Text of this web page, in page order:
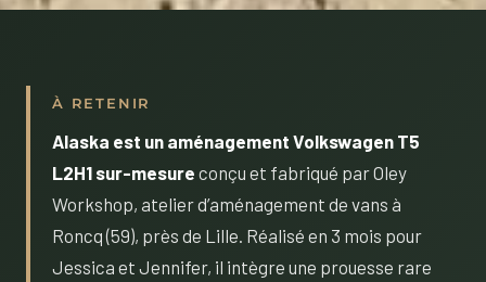
À RETENIR
Alaska est un aménagement Volkswagen T5
L2H1 sur-mesure conçu et fabriqué par Oley
Workshop, atelier d’aménagement de vans à
Roncq (59), près de Lille. Réalisé en 3 mois pour
Jessica et Jennifer, il intègre une prouesse rare